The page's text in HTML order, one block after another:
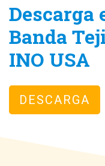
Descarga
Banda
INO USA
DESCARGA